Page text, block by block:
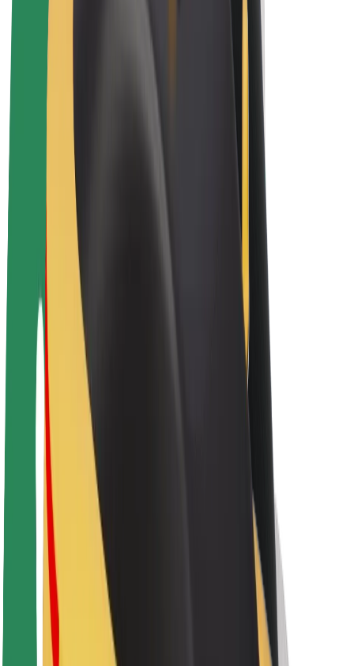
Kurjeri
Kurjerpartnera ieņēmumi
Bolt Food tirgotāji
Reģistrē autoparku
Franšīzes
Par uzņēmumu
Karjera
Par Bolt
Bolt ilgtspējība
Project Zero
Blogs
Ziņu telpa
Zīmola vadlīnijas
Misija
Attiecības ar investoriem
Vadība
Pilsētvides fonds
Drošība